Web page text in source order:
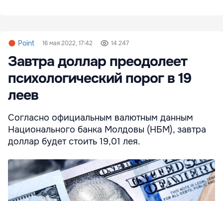
Point 16 мая 2022, 17:42 14 247
Завтра доллар преодолеет
психологический порог в 19
леев
Согласно официальным валютным данным
Национального банка Молдовы (НБМ), завтра
доллар будет стоить 19,01 лея.